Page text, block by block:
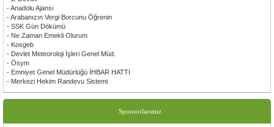
- Anadolu Ajansı
- Arabanızın Vergi Borcunu Öğrenin
- SSK Gün Dökümü
- Ne Zaman Emekli Olurum
- Kosgeb
- Devlet Meteoroloji İşleri Genel Müd.
- Ösym
- Emniyet Genel Müdürlüğü İHBAR HATTI
- Merkezi Hekim Randevu Sistemi
Sponsorlarımız